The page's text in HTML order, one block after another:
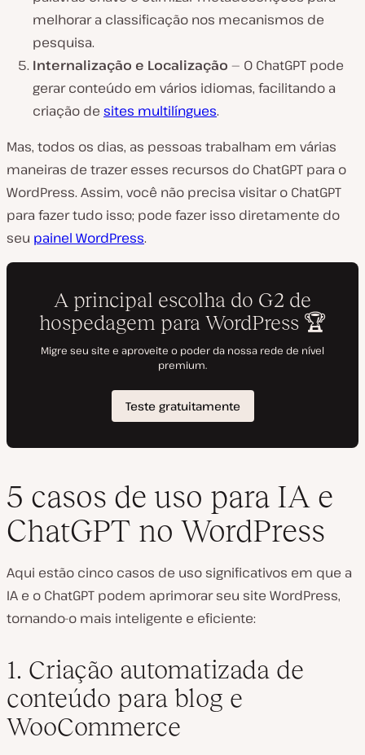
melhorar a classificação nos mecanismos de
pesquisa.
Internalização e Localização — O ChatGPT pode
gerar conteúdo em vários idiomas, facilitando a
criação de sites multilíngues.
Mas, todos os dias, as pessoas trabalham em várias
maneiras de trazer esses recursos do ChatGPT para o
WordPress. Assim, você não precisa visitar o ChatGPT
para fazer tudo isso; pode fazer isso diretamente do
seu painel WordPress.
5 casos de uso para IA e
ChatGPT no WordPress
Aqui estão cinco casos de uso significativos em que a
IA e o ChatGPT podem aprimorar seu site WordPress,
tornando-o mais inteligente e eficiente:
1. Criação automatizada de
conteúdo para blog e
WooCommerce